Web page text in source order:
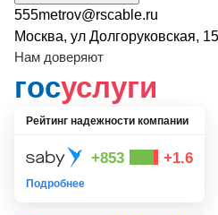
555metrov@rscable.ru
Москва, ул Долгоруковская,
Нам доверяют
госуслуги
Рейтинг надежности компании
+853 +1.6
Подробнее